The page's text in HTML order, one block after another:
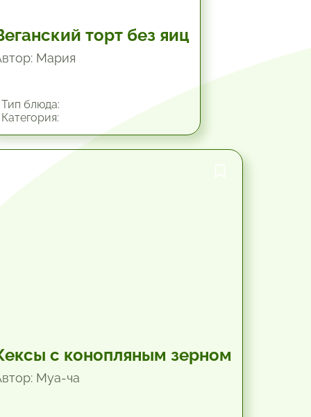
торт без яиц
Мария
блюда:
с конопляным зерном
Mya-чa